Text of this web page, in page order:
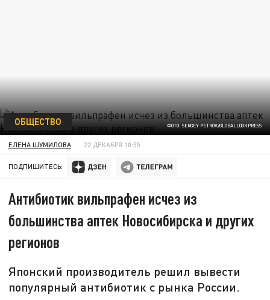
ФОТО: SERGEY PETROV/GLOBALLOOKPRESS
ОБЩЕСТВО
ЕЛЕНА ШУМИЛОВА 22 ДЕКАБРЯ 10:55
ПОДПИШИТЕСЬ:
Антибиотик вильпрафен исчез из
большинства аптек Новосибирска и других
регионов
Японский производитель решил вывести
популярный антибиотик с рынка России.